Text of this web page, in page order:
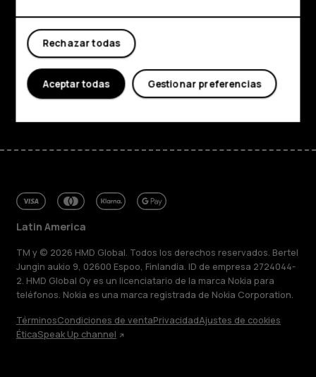
Mi cuenta
Planet and people
Soporte
FacebookInstagram
TiktokYoutubeLinkedinDiscord
Latin America
TM y © 2026 HMD Global. Todos los derechos reservados. Bertel
Jungin aukio 9, 02600 Espoo, Finlandia. ID de empresa 2724044-
2. HMD Global Oy es un licenciatario de la marca Nokia para
teléfonos. Nokia es una marca registrada de Nokia Corporation.
TérminosCondiciones de ventaPrivacidadAjustes de cookies
ÉticaSpeak Up channel
Rechazar todas
Gestionar preferencias
Aceptar todas